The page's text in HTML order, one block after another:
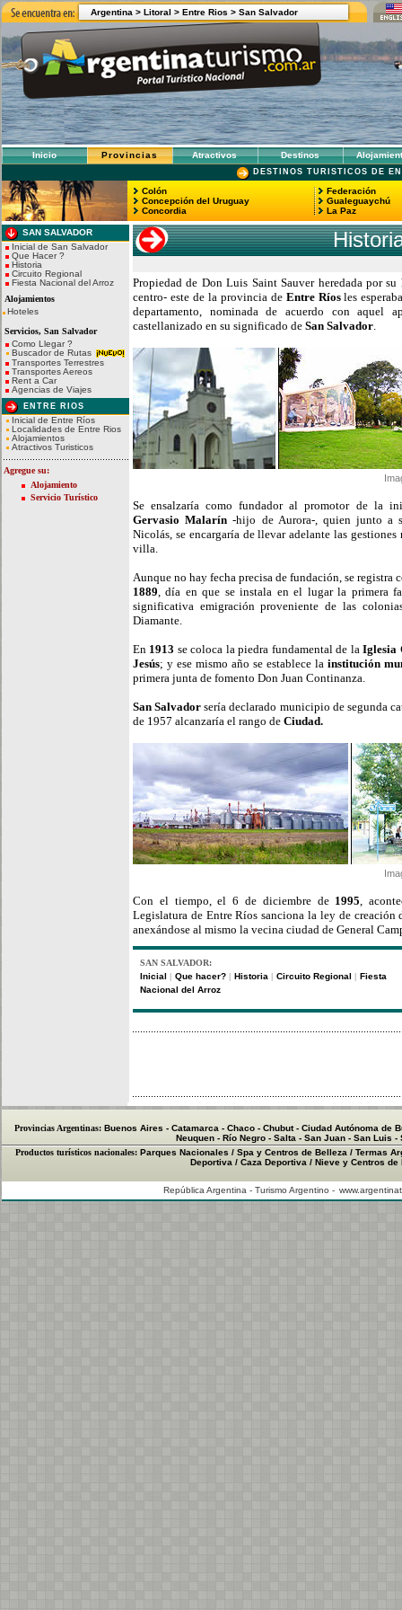
Argentina > Litoral > Entre Rios > San Salvador
Inicio Provincias Atractivos Destinos
DESTINOS TURISTICOS DE
Colón
Concepción del Uruguay
Concordia
Federación
Gualeguaychú
La Paz
SAN SALVADOR
Inicial de San Salvador
Que Hacer ?
Historia
Circuito Regional
Fiesta Nacional del Arroz
Alojamientos
Hoteles
Servicios, San Salvador
Como Llegar ?
Buscador de Rutas
Transportes Terrestres
Transportes Aereos
Rent a Car
Agencias de Viajes
ENTRE RIOS
Inicial de Entre Ríos
Localidades de Entre Rios
Alojamientos
Atractivos Turisticos
Agregue su:
Alojamiento
Servicio Turístico
Propiedad de Don Luis Saint Sauver heredada por
centro- este de la provincia de Entre Ríosles
departamento, nominada de acuerdo con aquel
castellanizado en su significado de San Salvador.
Se ensalzaría como fundador al promotor de la
Gervasio Malarín -hijo de Aurora-, quien junto a
Nicolás, se encargaría de llevar adelante las gestiones
villa.
Aunque no hay fecha precisa de fundación, se registra
1889, día en que se instala en el lugar la primera
significativa emigración proveniente de las
Diamante.
En 1913 se coloca la piedra fundamental de laIglesia
Jesús; y ese mismo año se establece la institución
primera junta de fomento Don Juan Continanza.
San Salvador sería declarado municipio de segunda
de 1957 alcanzaría el rango de Ciudad.
Con el tiempo, el 6 de diciembre de 1995,
Legislatura de Entre Ríos sanciona la ley de creación
anexándose al mismo la vecina ciudad de General
SAN SALVADOR:
Inicial
Que hacer? Historia Circuito Regional
Fiesta
Nacional del Arroz
Provincias Argentinas: Buenos Aires -Catamarca -Chaco -Chubut-Ciudad Autónoma de
Neuquen - Río Negro - Salta - San Juan - San Luis -
Productos turísticos nacionales: Parques Nacionales / Spa y Centros de Belleza / Termas
Deportiva / Caza Deportiva / Nieve y Centros de
República Argentina - Turismo Argentino -